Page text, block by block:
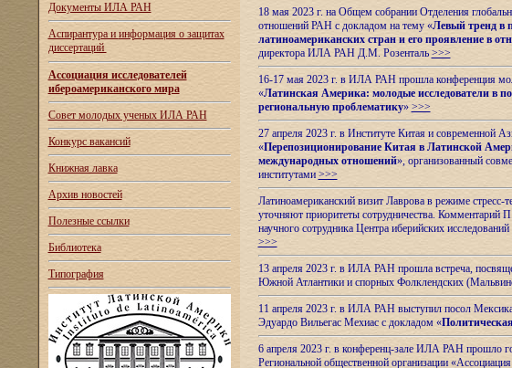
Документы ИЛА РАН
Аспирантура и информация о защитах
диссертаций
Ассоциация исследователей
ибероамериканского мира
Совет молодых ученых ИЛА РАН
Конкурс вакансий
Книжная лавка
Архив новостей
Полезные ссылки
Библиотека
Типография
18 мая 2023 г. на Общем собрании Отделения
отношений РАН с докладом на тему «Левый тренд в
латиноамериканских стран и его проявление в
директора ИЛА РАН Д.М. Розенталь >>>
16-17 мая 2023 г. в ИЛА РАН прошла конференция
«Латинская Америка: молодые исследователи в
региональную проблематику» >>>
27 апреля 2023 г. в Институте Китая и современной
«Перепозиционирование Китая в Латинской
международных отношений», организованный
институтами >>>
Латиноамериканский визит Лаврова в режиме стресс-
уточняют приоритеты сотрудничества. Комментарий
научного сотрудника Центра иберийских
>>>
13 апреля 2023 г. в ИЛА РАН прошла встреча,
Южной Атлантики и спорных Фолклендских
11 апреля 2023 г. в ИЛА РАН выступил посол
Эдуардо Вильегас Мехиас c докладом «
6 апреля 2023 г. в конференц-зале ИЛА РАН прошло
Региональной общественной организации «Ассоциация